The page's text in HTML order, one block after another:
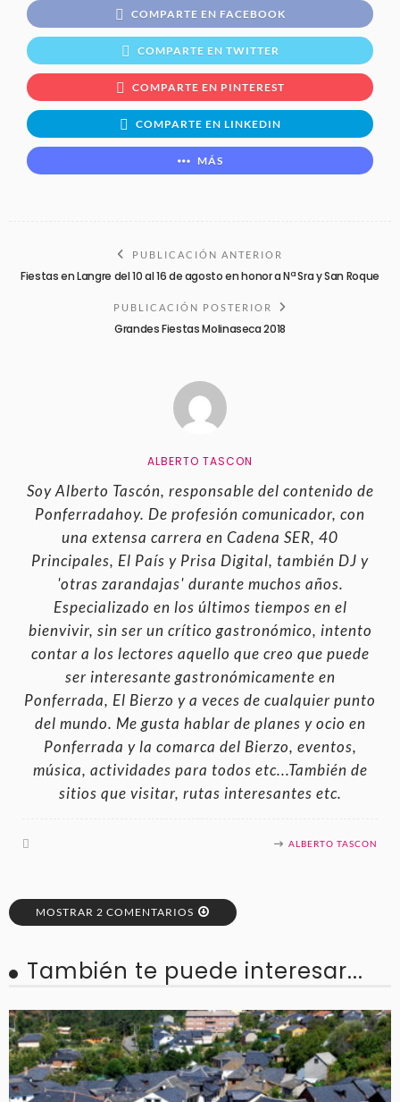
COMPARTE EN FACEBOOK
COMPARTE EN TWITTER
COMPARTE EN PINTEREST
COMPARTE EN LINKEDIN
MÁS
PUBLICACIÓN ANTERIOR
Fiestas en Langre del 10 al 16 de agosto en honor a Nª Sra y San Roque
PUBLICACIÓN POSTERIOR
Grandes Fiestas Molinaseca 2018
ALBERTO TASCON
Soy Alberto Tascón, responsable del contenido de
Ponferradahoy. De profesión comunicador, con
una extensa carrera en Cadena SER, 40
Principales, El País y Prisa Digital, también DJ y
'otras zarandajas' durante muchos años.
Especializado en los últimos tiempos en el
bienvivir, sin ser un crítico gastronómico, intento
contar a los lectores aquello que creo que puede
ser interesante gastronómicamente en
Ponferrada, El Bierzo y a veces de cualquier punto
del mundo. Me gusta hablar de planes y ocio en
Ponferrada y la comarca del Bierzo, eventos,
música, actividades para todos etc...También de
sitios que visitar, rutas interesantes etc.
ALBERTO TASCON
MOSTRAR 2 COMENTARIOS
También te puede interesar...